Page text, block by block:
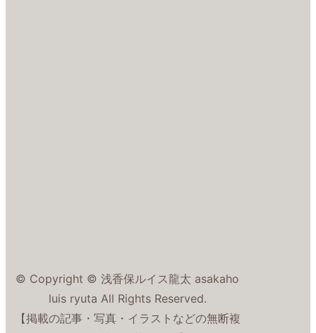
© Copyright © 浅香保ルイス龍太 asakaho
luis ryuta All Rights Reserved.
【掲載の記事・写真・イラストなどの無断複